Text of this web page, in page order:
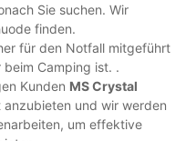
Sie suchen. Wir
finden.
für den Notfall mitgeführt
Camping ist. .
Kunden MS Crystal
und wir werden
um effektive